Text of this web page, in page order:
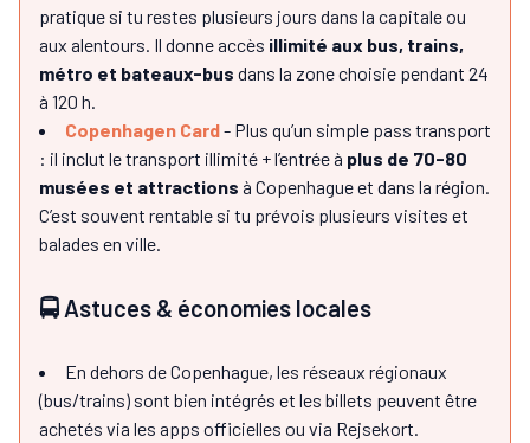
pratique si tu restes plusieurs jours dans la capitale ou
aux alentours. Il donne accès illimité aux bus, trains,
métro et bateaux-bus dans la zone choisie pendant 24
à 120 h.
Copenhagen Card- Plus qu’un simple pass transport
: il inclut le transport illimité + l’entrée à plus de 70-80
musées et attractions à Copenhague et dans la région.
C’est souvent rentable si tu prévois plusieurs visites et
balades en ville.
🚍 Astuces & économies locales
En dehors de Copenhague, les réseaux régionaux
(bus/trains) sont bien intégrés et les billets peuvent être
achetés via les apps officielles ou via Rejsekort.